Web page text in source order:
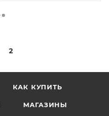
2
КАК КУПИТЬ
МАГАЗИНЫ